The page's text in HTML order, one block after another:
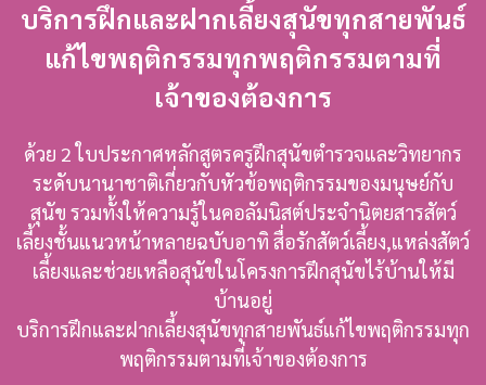
บริการฝึกและฝากเลี้ยงสุนัขทุกสายพันธ์
แก้ไขพฤติกรรมทุกพฤติกรรมตามที่
เจ้าของต้องการ
ด้วย 2 ใบประกาศหลักสูตรครูฝึกสุนัขตำรวจและวิทยากร
ระดับนานาชาติเกี่ยวกับหัวข้อพฤติกรรมของมนุษย์กับ
สุนัข รวมทั้งให้ความรู้ในคอลัมนิสต์ประจำนิตยสารสัตว์
เลี้ยงชั้นแนวหน้าหลายฉบับอาทิ สื่อรักสัตว์เลี้ยง,แหล่งสัตว์
เลี้ยงและช่วยเหลือสุนัขในโครงการฝึกสุนัขไร้บ้านให้มี
บ้านอยู่
บริการฝึกและฝากเลี้ยงสุนัขทุกสายพันธ์แก้ไขพฤติกรรมทุก
พฤติกรรมตามที่เจ้าของต้องการ